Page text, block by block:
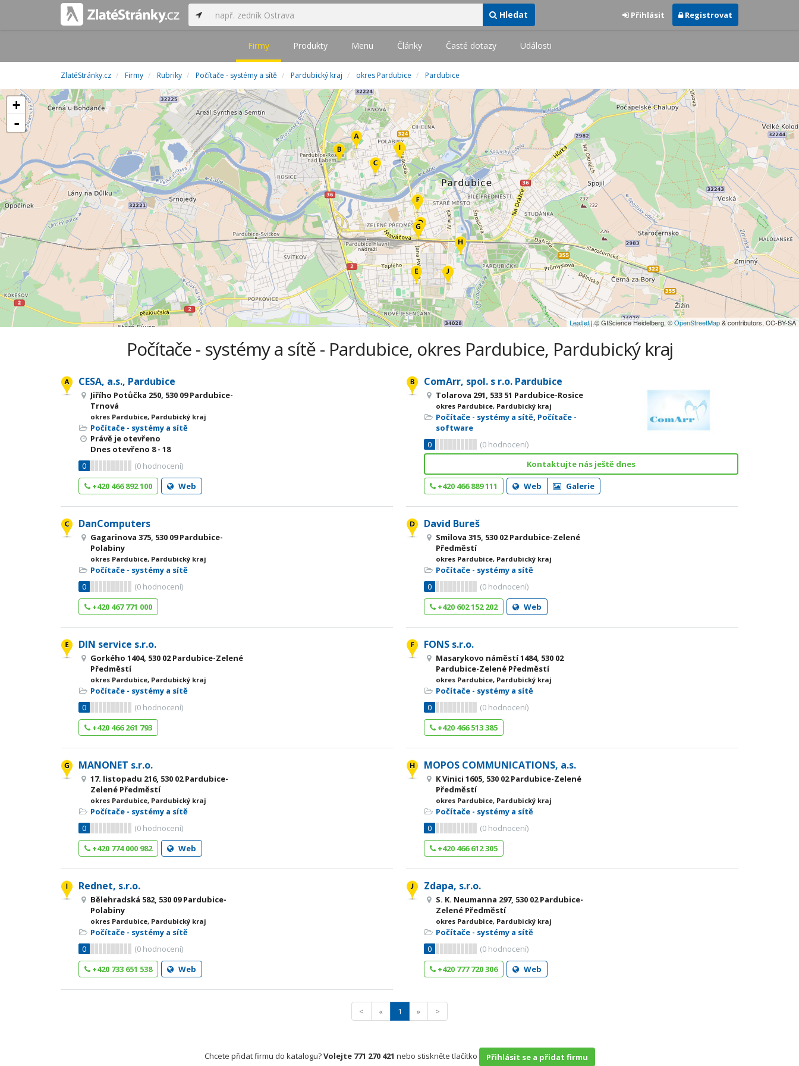
Hledat Přihlásit Registrovat
Firmy Produkty Menu Články Časté dotazy Události
ZlatéStránky.cz Firmy Rubriky Počítače - systémy a sítě Pardubický kraj okres Pardubice Pardubice
+
-
Leaflet| © GIScience Heidelberg, ©OpenStreetMap& contributors, CC-BY-SA
Počítače - systémy a sítě - Pardubice, okres Pardubice, Pardubický kraj
CESA, a.s., Pardubice
Jiřího Potůčka 250, 530 09 Pardubice-
Trnová
okres Pardubice, Pardubický kraj
Počítače - systémy a sítě
Právě je otevřeno
Dnes otevřeno 8 - 18
0
(0 hodnocení)
+420 466 892 100
Web
ComArr, spol. s r.o. Pardubice
Tolarova 291, 533 51 Pardubice-Rosice
okres Pardubice, Pardubický kraj
Počítače - systémy a sítě, Počítače -
software
0
(0 hodnocení)
Kontaktujte nás ještě dnes
+420 466 889 111 Web Galerie
DanComputers
Gagarinova 375, 530 09 Pardubice-
Polabiny
okres Pardubice, Pardubický kraj
Počítače - systémy a sítě
0
(0 hodnocení)
+420 467 771 000
David Bureš
Smilova 315, 530 02 Pardubice-Zelené
Předměstí
okres Pardubice, Pardubický kraj
Počítače - systémy a sítě
0
(0 hodnocení)
+420 602 152 202
Web
DIN service s.r.o.
Gorkého 1404, 530 02 Pardubice-Zelené
Předměstí
okres Pardubice, Pardubický kraj
Počítače - systémy a sítě
0
(0 hodnocení)
+420 466 261 793
FONS s.r.o.
Masarykovo náměstí 1484, 530 02
Pardubice-Zelené Předměstí
okres Pardubice, Pardubický kraj
Počítače - systémy a sítě
0
(0 hodnocení)
+420 466 513 385
MANONET s.r.o.
17. listopadu 216, 530 02 Pardubice-
Zelené Předměstí
okres Pardubice, Pardubický kraj
Počítače - systémy a sítě
0
(0 hodnocení)
+420 774 000 982
Web
MOPOS COMMUNICATIONS, a.s.
K Vinici 1605, 530 02 Pardubice-Zelené
Předměstí
okres Pardubice, Pardubický kraj
Počítače - systémy a sítě
0
(0 hodnocení)
+420 466 612 305
Rednet, s.r.o.
Bělehradská 582, 530 09 Pardubice-
Polabiny
okres Pardubice, Pardubický kraj
Počítače - systémy a sítě
0
(0 hodnocení)
+420 733 651 538
Web
Zdapa, s.r.o.
S. K. Neumanna 297, 530 02 Pardubice-
Zelené Předměstí
okres Pardubice, Pardubický kraj
Počítače - systémy a sítě
0
(0 hodnocení)
+420 777 720 306
Web
< « 1 » >
Chcete přidat firmu do katalogu?Volejte 771 270 421 nebo stiskněte tlačítko Přihlásit se a přidat firmu